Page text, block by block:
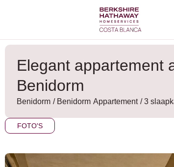
inhoud
Elegant appartement
Benidorm
Benidorm / Benidorm Appartement / 3
FOTO'S